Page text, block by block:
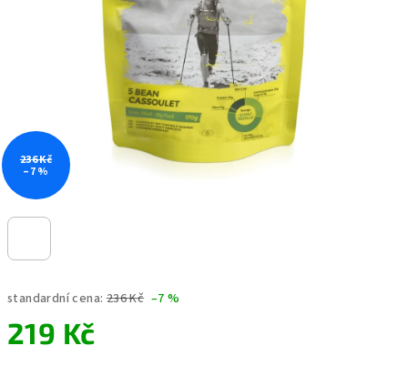
standardní cena: 236 Kč –7 %
219 Kč
hvězdiček.
236 Kč
–7 %